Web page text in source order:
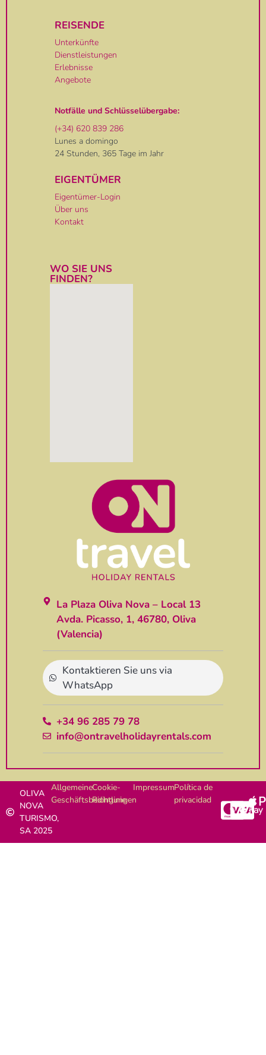
La Plaza Oliva Nova – Local 13
Avda. Picasso, 1, 46780, Oliva
(Valencia)
Kontaktieren Sie uns via
WhatsApp
+34 96 285 79 78
info@ontravelholidayrentals.com
REISENDE
Unterkünfte
Dienstleistungen
Erlebnisse
Angebote
Notfälle und Schlüsselübergabe:
(+34) 620 839 286
Lunes a domingo
24 Stunden, 365 Tage im Jahr
EIGENTÜMER
Eigentümer-Login
Über uns
Kontakt
WO SIE UNS
FINDEN?
OLIVA
NOVA
TURISMO,
SA 2025
Allgemeine
Geschäftsbedingungen
Cookie-
Richtlinie
ImpressumPolítica de
privacidad